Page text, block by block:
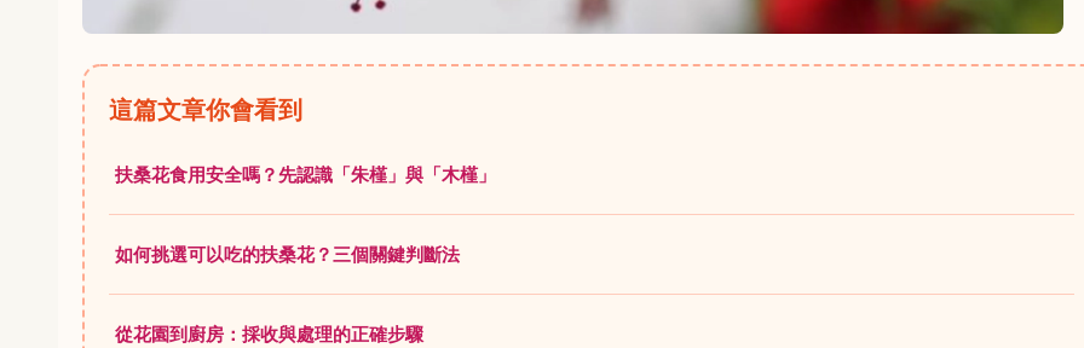
這篇文章你會看到
扶桑花食用安全嗎？先認識「朱槿」與「木槿」
如何挑選可以吃的扶桑花？三個關鍵判斷法
從花園到廚房：採收與處理的正確步驟